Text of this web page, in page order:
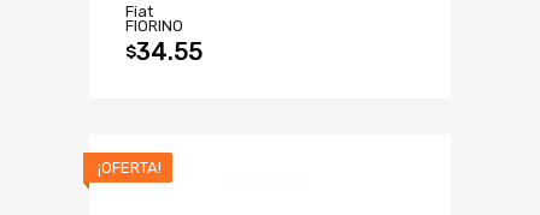
Fiat
FIORINO
$34.55
¡OFERTA!